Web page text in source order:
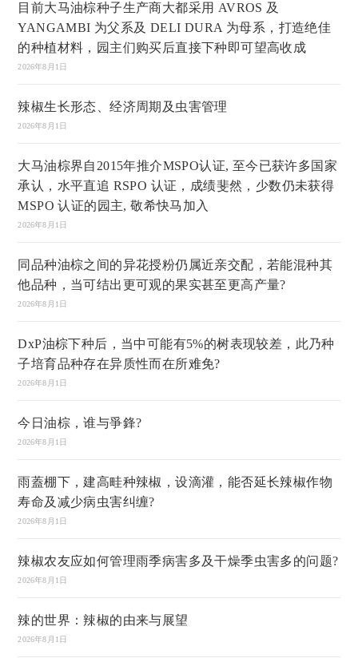
目前大马油棕种子生产商大都采用 AVROS 及
YANGAMBI 为父系及 DELI DURA 为母系，打造绝佳
的种植材料，园主们购买后直接下种即可望高收成
2026年8月1日
辣椒生长形态、经济周期及虫害管理
2026年8月1日
大马油棕界自2015年推介MSPO认证, 至今已获许多国家
承认，水平直追 RSPO 认证，成绩斐然，少数仍未获得
MSPO 认证的园主, 敬希快马加入
2026年8月1日
同品种油棕之间的异花授粉仍属近亲交配，若能混种其
他品种，当可结出更可观的果实甚至更高产量?
2026年8月1日
DxP油棕下种后，当中可能有5%的树表现较差，此乃种
子培育品种存在异质性而在所难免?
2026年8月1日
今日油棕，谁与爭鋒?
2026年8月1日
雨蓋棚下，建高畦种辣椒，设滴灌，能否延长辣椒作物
寿命及减少病虫害纠缠?
2026年8月1日
辣椒农友应如何管理雨季病害多及干燥季虫害多的问题?
2026年8月1日
辣的世界：辣椒的由来与展望
2026年8月1日